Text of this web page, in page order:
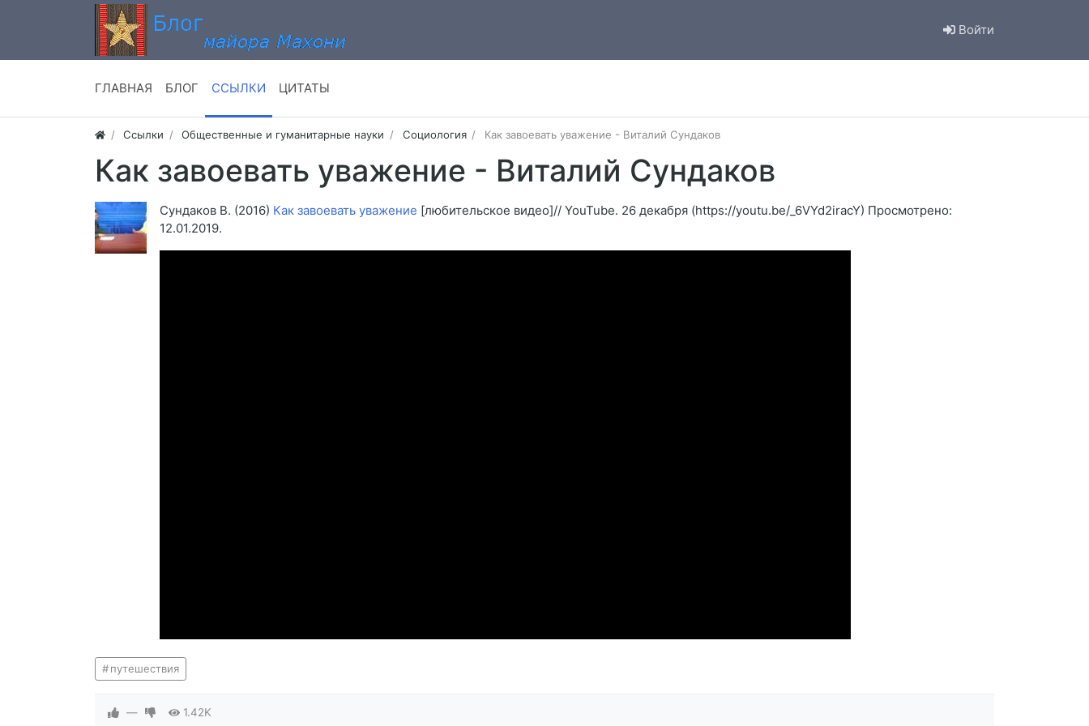
Войти
ГЛАВНАЯ БЛОГ ССЫЛКИ ЦИТАТЫ
Ссылки Общественные и гуманитарные науки Социология Как завоевать уважение - Виталий Сундаков
Как завоевать уважение - Виталий Сундаков
Сундаков В. (2016) Как завоевать уважение [любительское видео]// YouTube. 26 декабря (https://youtu.be/_6VYd2iracY) Просмотрено:
12.01.2019.
путешествия
— 1.42K